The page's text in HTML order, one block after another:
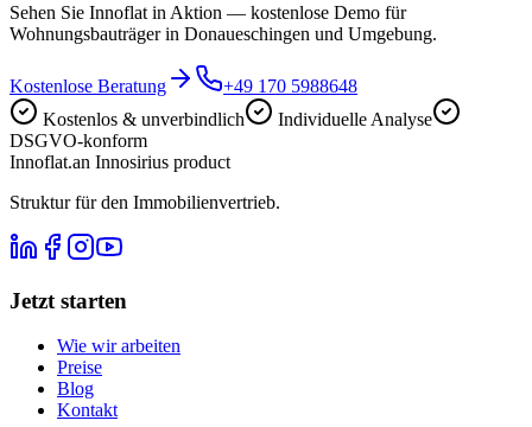
Sehen Sie Innoflat in Aktion — kostenlose Demo für
Wohnungsbauträger in Donaueschingen und Umgebung.
Kostenlose Beratung
+49 170 5988648
Kostenlos & unverbindlich
Individuelle Analyse
DSGVO-konform
Innoflat.an Innosirius product
Struktur für den Immobilienvertrieb.
Jetzt starten
Wie wir arbeiten
Preise
Blog
Kontakt